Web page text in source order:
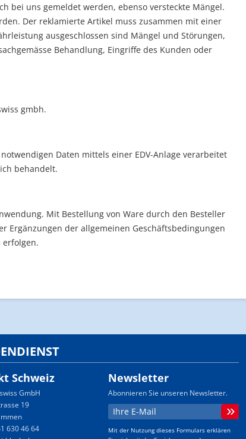
bei uns gemeldet werden, ebenso versteckte Mängel.
Der reklamierte Artikel muss zusammen mit einer
ausgeschlossen sind Mängel und Störungen,
Behandlung, Eingriffe des Kunden oder
gmbh.
Daten mittels einer EDV-Anlage verarbeitet
behandelt.
Mit Bestellung von Ware durch den Besteller
Ergänzungen der allgemeinen Geschäftsbedingungen
erfolgen.
Schweiz
GmbH
19
630 46 64
Newsletter
Abonnieren Sie unseren Newsletter.
Mit der Nutzung dieses Formulars erklären